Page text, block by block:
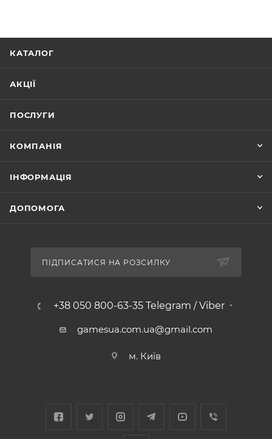
КАТАЛОГ
АКЦІЇ
ПОСЛУГИ
КОМПАНІЯ
ІНФОРМАЦІЯ
ДОПОМОГА
ПІДПИСАТИСЯ НА РОЗСИЛКУ
+38 050 800-63-35 Telegram / Viber
gamesua.com.ua@gmail.com
м. Київ